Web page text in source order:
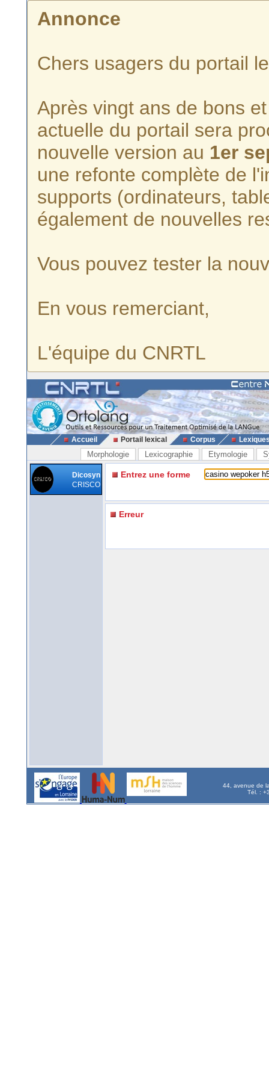
Annonce
Chers usagers du portail
Après vingt ans de bons
actuelle du portail sera
nouvelle version au 1er
une refonte complète de
supports (ordinateurs,
également de nouvelles
Vous pouvez tester la
En vous remerciant,
L'équipe du CNRTL
Accueil Portail lexical Corpus
Morphologie Lexicographie Etymologie
Dicosyn
CRISCO
Entrez une forme
Erreur
44, avenue de
Tél. :